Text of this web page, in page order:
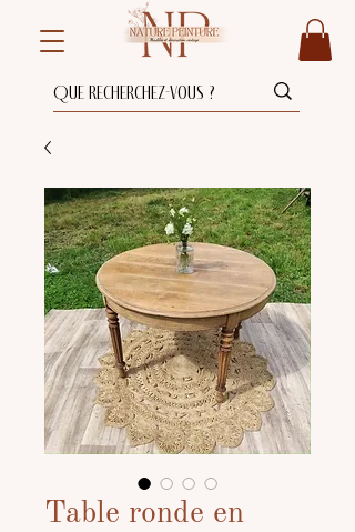
Table ronde en